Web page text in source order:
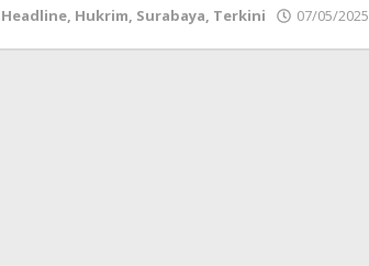
Headline, Hukrim, Surabaya, Terkini 07/05/2025